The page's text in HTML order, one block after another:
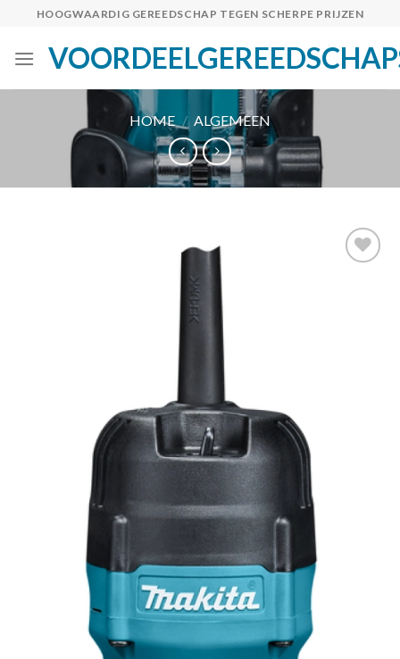
content
HOOGWAARDIG GEREEDSCHAP TEGEN SCHERPE PRIJZEN
HOME / ALGEMEEN